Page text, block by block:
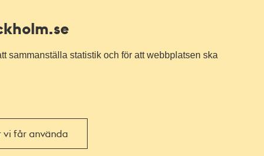
sammanställa statistik och för att webbplatsen ska
vi får använda